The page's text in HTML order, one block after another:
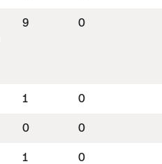
9 0
1 0
0 0
1 0